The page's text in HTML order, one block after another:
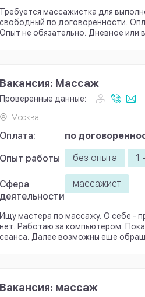
Требуется массажистка для
свободный по договоренности.
Опыт не обязательно. Дневное или
Вакансия: Массаж
Проверенные данные:
Москва
Оплата: по
Опыт работы без опыта 1
Сфера
деятельности
массажист
Ищу мастера по массажу. О себе -
нет. Работаю за компьютером.
сеанса. Далее возможны еще
Вакансия: массаж